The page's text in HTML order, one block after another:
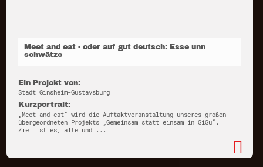
Meet and eat - oder auf gut deutsch: Esse unn
schwätze
Ein Projekt von:
Stadt Ginsheim-Gustavsburg
Kurzportrait:
„Meet and eat“ wird die Auftaktveranstaltung unseres großen
übergeordneten Projekts „Gemeinsam statt einsam in GiGu“.
Ziel ist es, alte und ...